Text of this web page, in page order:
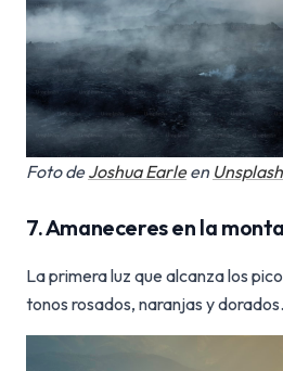
Foto deJoshua Earleen Unsplash
7. Amaneceres en la
La primera luz que alcanza los
tonos rosados, naranjas y dorados.